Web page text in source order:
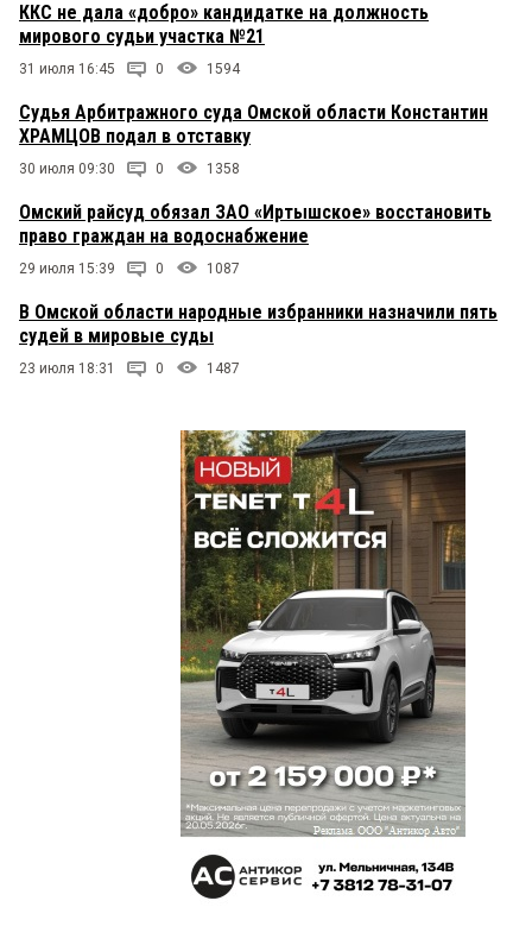
ККС не дала «добро» кандидатке на должность
мирового судьи участка №21
31 июля 16:45 0 1594
Судья Арбитражного суда Омской области Константин
ХРАМЦОВ подал в отставку
30 июля 09:30 0 1358
Омский райсуд обязал ЗАО «Иртышское» восстановить
право граждан на водоснабжение
29 июля 15:39 0 1087
В Омской области народные избранники назначили пять
судей в мировые суды
23 июля 18:31 0 1487